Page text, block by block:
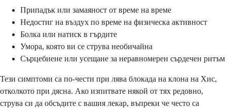
Припадък или замаяност от време на време
Недостиг на въздух по време на физическа активност
Болка или натиск в гърдите
Умора, която ви се струва необичайна
Сърцебиене или усещане за неравномерен сърдечен ритъм
Тези симптоми са по-чести при лява блокада на клона на Хис,
отколкото при дясна. Ако изпитвате някой от тях редовно,
струва си да обсъдите с вашия лекар, въпреки че често са